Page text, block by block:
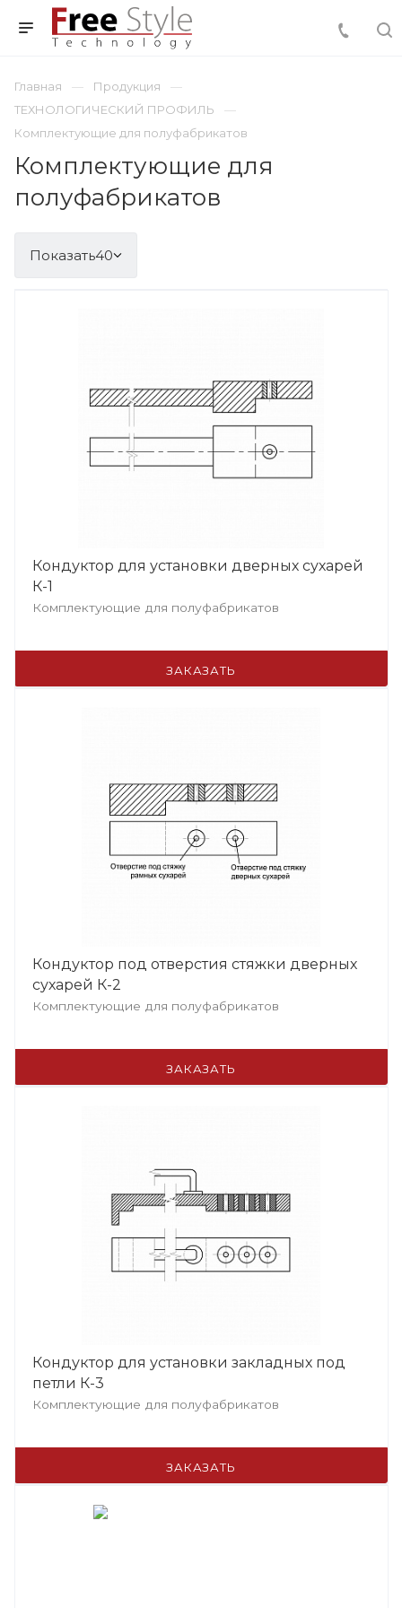
Главная
Продукция
ТЕХНОЛОГИЧЕСКИЙ ПРОФИЛЬ
Комплектующие для полуфабрикатов
Комплектующие для
полуфабрикатов
Показать40
Кондуктор для установки дверных сухарей
К-1
Комплектующие для полуфабрикатов
ЗАКАЗАТЬ
Кондуктор под отверстия стяжки дверных
сухарей К-2
Комплектующие для полуфабрикатов
ЗАКАЗАТЬ
Кондуктор для установки закладных под
петли К-3
Комплектующие для полуфабрикатов
ЗАКАЗАТЬ